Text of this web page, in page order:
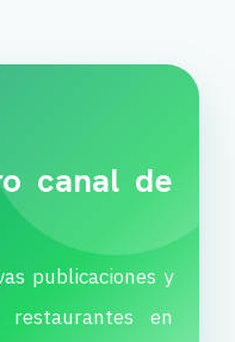
canal de
publicaciones y
restaurantes en